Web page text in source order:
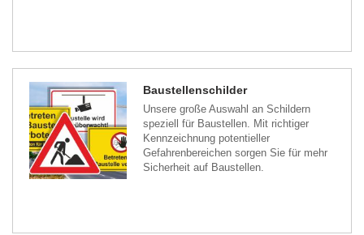
Baustellenschilder
Unsere große Auswahl an Schildern
speziell für Baustellen. Mit richtiger
Kennzeichnung potentieller
Gefahrenbereichen sorgen Sie für mehr
Sicherheit auf Baustellen.